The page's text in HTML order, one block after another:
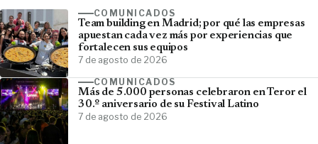
COMUNICADOS
Team building en Madrid; por qué las empresas
apuestan cada vez más por experiencias que
fortalecen sus equipos
7 de agosto de 2026
COMUNICADOS
Más de 5.000 personas celebraron en Teror el
30.º aniversario de su Festival Latino
7 de agosto de 2026